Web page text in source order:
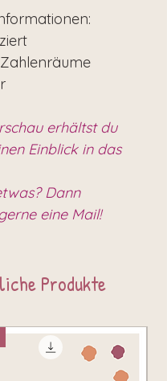
erhältst du
Einblick in das
Dann
eine Mail!
Produkte